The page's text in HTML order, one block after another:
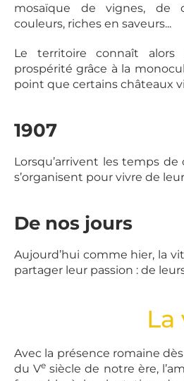
mosaïque de vignes, de
couleurs, riches en saveurs...
Le territoire connaît alors
prospérité grâce à la
point que certains châteaux
1907
Lorsqu’arrivent les temps
s’organisent pour vivre de
De nos jours
Aujourd’hui comme hier, la
partager leur passion : de
La
Avec la présence romaine
du Ve siècle de notre ère,